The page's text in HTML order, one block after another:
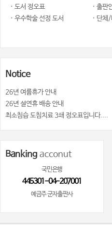
· 도서 정오표
· 출판
· 우수학술 선정 도서
· 단체
Notice
26년 여륨휴가 안내
26년 설연휴 배송 안내
최소침습 도침치료 3쇄 정오표입니다....
Banking acconut
국민은행
445301-04-207001
예금주 군자출판사